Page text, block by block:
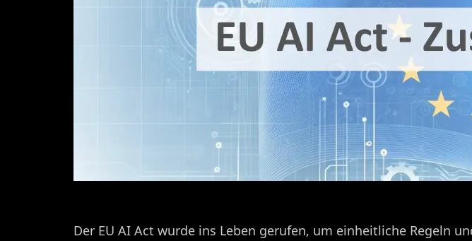
Der EU AI Act wurde ins Leben gerufen, um einheitliche Regeln